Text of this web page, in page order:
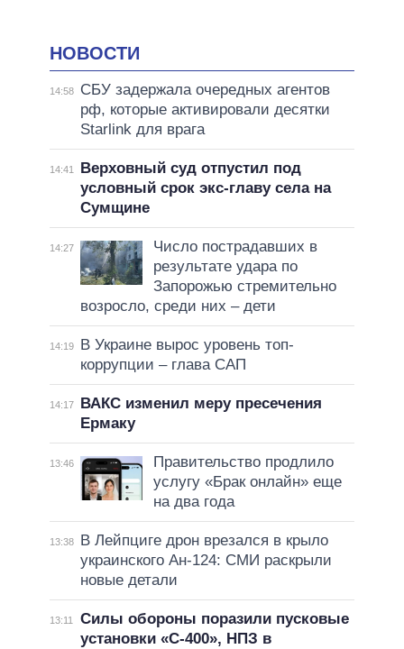
НОВОСТИ
14:58
СБУ задержала очередных агентов
рф, которые активировали десятки
Starlink для врага
14:41
Верховный суд отпустил под
условный срок экс-главу села на
Сумщине
14:27
Число пострадавших в
результате удара по
Запорожью стремительно
возросло, среди них – дети
14:19
В Украине вырос уровень топ-
коррупции – глава САП
14:17
ВАКС изменил меру пресечения
Ермаку
13:46
Правительство продлило
услугу «Брак онлайн» еще
на два года
13:38
В Лейпциге дрон врезался в крыло
украинского Ан-124: СМИ раскрыли
новые детали
13:11
Силы обороны поразили пусковые
установки «С-400», НПЗ в